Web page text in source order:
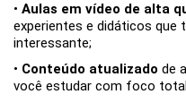
• Aulas em vídeo de alta
experientes e didáticos que
interessante;
• Conteúdo atualizado de
você estudar com foco